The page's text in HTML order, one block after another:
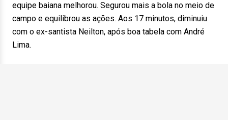
equipe baiana melhorou. Segurou mais a bola no meio de
campo e equilibrou as ações. Aos 17 minutos, diminuiu
com o ex-santista Neilton, após boa tabela com André
Lima.